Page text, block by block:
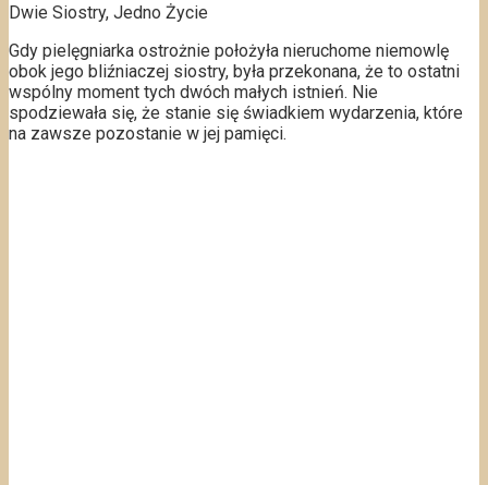
Dwie Siostry, Jedno Życie
Gdy pielęgniarka ostrożnie położyła nieruchome niemowlę
obok jego bliźniaczej siostry, była przekonana, że to ostatni
wspólny moment tych dwóch małych istnień. Nie
spodziewała się, że stanie się świadkiem wydarzenia, które
na zawsze pozostanie w jej pamięci.